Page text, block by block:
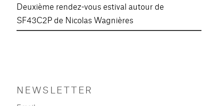
Deuxième rendez-vous estival autour de
SF43C2P de Nicolas Wagnières
NEWSLETTER